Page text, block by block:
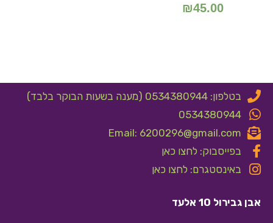
₪45.00
בטלפון: 0534380944 (מענה בשעות הבוקר בלבד)
0534380944
Email: 6200296@gmail.com
בפייסבוק: לחצו כאן
באינסטגרם: לחצו כאן
אבן גבירול 10 אלעד